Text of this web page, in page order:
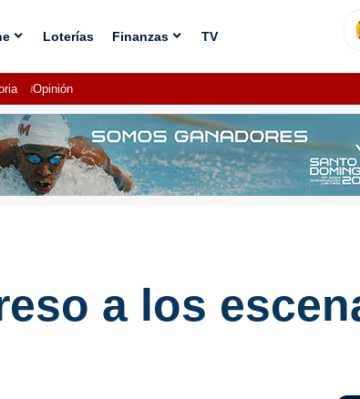
Loterías Finanzas TV
Opinión
a los